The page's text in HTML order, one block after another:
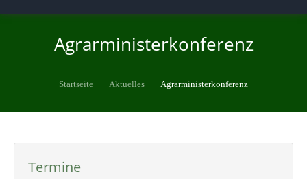
Agrarministerkonferenz
Startseite Aktuelles Agrarministerkonferenz
Termine